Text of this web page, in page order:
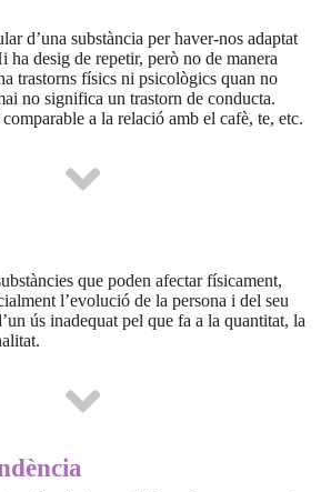
d’una substància per haver-nos adaptat
ha desig de repetir, però no de manera
trastorns físics ni psicològics quan no
no significa un trastorn de conducta.
a la relació amb el cafè, te, etc.
que poden afectar físicament,
l’evolució de la persona i del seu
ús inadequat pel que fa a la quantitat, la